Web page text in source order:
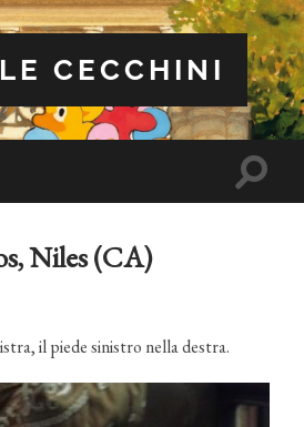
CECCHINI
Attiva/
Niles (CA)
il piede sinistro nella destra.